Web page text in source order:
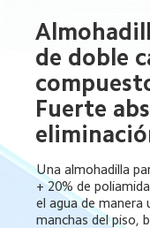
de doble
Fuerte
Una almohadilla
+ 20% de
el agua de manera
manchas del piso,